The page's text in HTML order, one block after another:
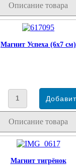
Описание товара
Магнит Успеха (6х7 см)
Описание товара
Магнит тигрёнок